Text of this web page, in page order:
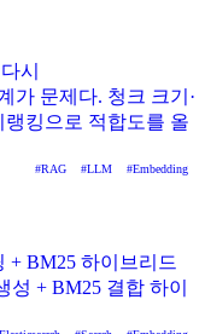
시
가 문제다. 청크 크기·
랭킹으로 적합도를 올
#RAG #LLM #Embedding
+ BM25 하이브리드
성 + BM25 결합 하이